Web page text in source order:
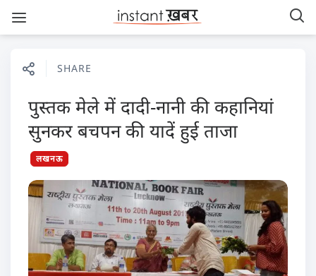
SHARE
पुस्तक मेले में दादी-नानी की कहानियां
सुनकर बचपन की यादें हुई ताजा
लखनऊ